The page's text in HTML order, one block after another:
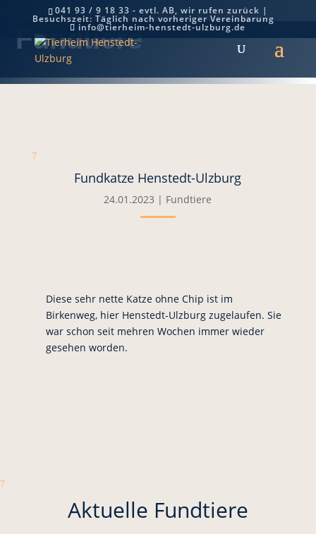
041 93 / 9 18 33 - evtl. AB, wir rufen zurück |
Besuchszeit: Täglich nach vorheriger Vereinbarung
info@tierheim-henstedt-ulzburg.de
Fundtiere
7
Fundkatze Henstedt-Ulzburg
24.01.2023 | Fundtiere
Diese sehr nette Katze ohne Chip ist im
Birkenweg, hier Henstedt-Ulzburg zugelaufen. Sie
war schon seit mehren Wochen immer wieder
gesehen worden.
7
Aktuelle Fundtiere